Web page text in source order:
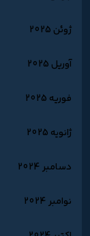
ژوئن 2025
آوریل 2025
فوریه 2025
ژانویه 2025
دسامبر 2024
نوامبر 2024